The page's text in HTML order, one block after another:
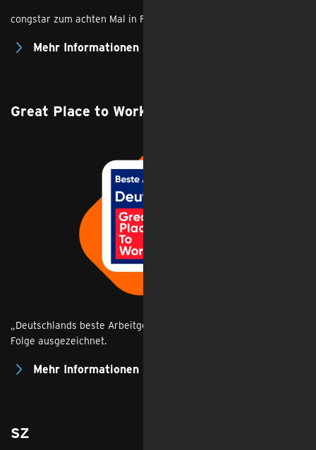
congstar zum achten Mal in Folge „Fairster Mobilfunkanbieter“.
Mehr Informationen
Great Place to Work
„Deutschlands beste Arbeitgeber“: congstar zum achten Mal in
Folge ausgezeichnet.
Mehr Informationen
SZ